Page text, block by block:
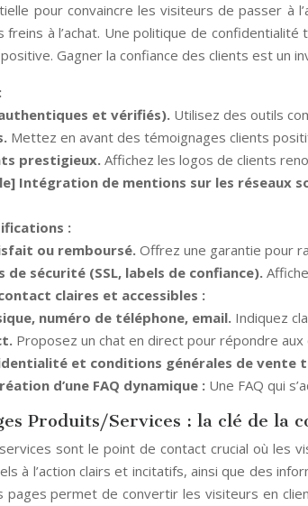
pour convaincre les visiteurs de passer à
à l’achat. Une politique de
positive. Gagner la confiance des clients est
et vérifiés). Utilisez des outils
Mettez en avant des témoignages clients
prestigieux.Affichez les logos de clients
Intégration de mentions sur les réseaux
:
ou remboursé. Offrez une garantie pour
sécurité (SSL, labels de confiance).
claires et accessibles :
numéro de téléphone, email. Indiquez
Proposez un chat en direct pour répondre
et conditions générales de vente
d’une FAQ dynamique : Une FAQ qui
Produits/Services : la clé de la
sont le point de contact crucial où les
à l’action clairs et incitatifs, ainsi que des
pages permet de convertir les visiteurs en